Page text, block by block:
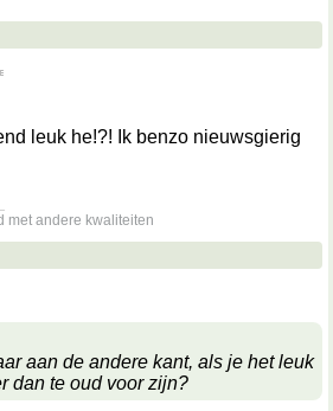
leuk he!?! Ik benzo nieuwsgierig
met andere kwaliteiten
aan de andere kant, als je het leuk
dan te oud voor zijn?